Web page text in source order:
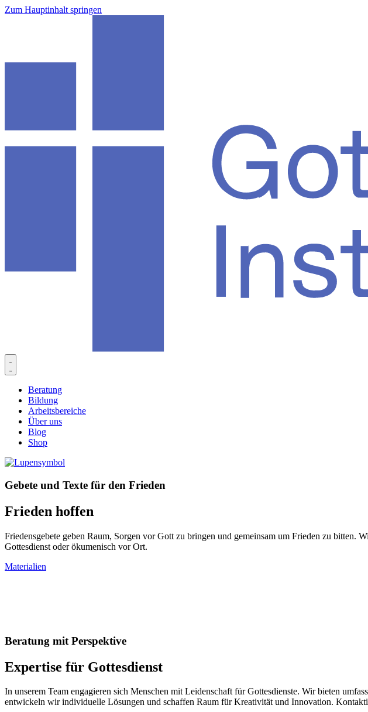
Zum Hauptinhalt springen
Beratung
Bildung
Arbeitsbereiche
Über uns
Blog
Shop
Gebete und Texte für den Frieden
Frieden hoffen
Friedensgebete geben Raum, Sorgen vor Gott zu bringen und gemeinsam um Frieden zu bitten.
Gottesdienst oder ökumenisch vor Ort.
Materialien
Beratung mit Perspektive
Expertise für Gottesdienst
In unserem Team engagieren sich Menschen mit Leidenschaft für Gottesdienste. Wir bieten
entwickeln wir individuelle Lösungen und schaffen Raum für Kreativität und Innovation.